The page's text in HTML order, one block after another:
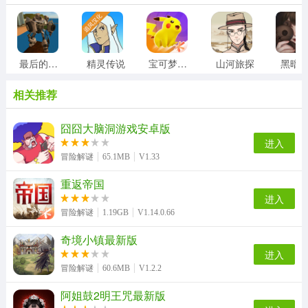
最后的子弹 精灵传说 宝可梦大集结 山河旅探 黑暗
相关推荐
囧囧大脑洞游戏安卓版
冒险解谜 65.1MB V1.33
进入
重返帝国
冒险解谜 1.19GB V1.14.0.66
进入
奇境小镇最新版
冒险解谜 60.6MB V1.2.2
进入
阿姐鼓2明王咒最新版